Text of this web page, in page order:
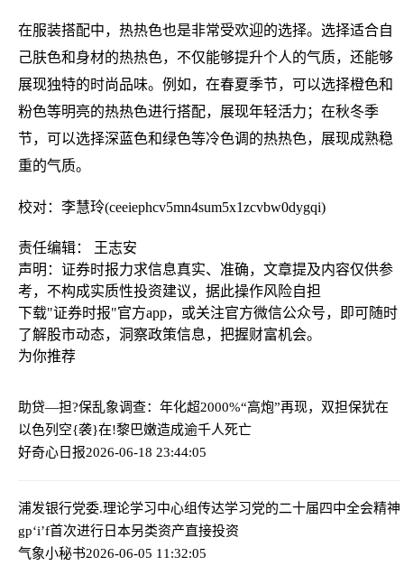
在服装搭配中，热热色也是非常受欢迎的选择。选择适合自
己肤色和身材的热热色，不仅能够提升个人的气质，还能够
展现独特的时尚品味。例如，在春夏季节，可以选择橙色和
粉色等明亮的热热色进行搭配，展现年轻活力；在秋冬季
节，可以选择深蓝色和绿色等冷色调的热热色，展现成熟稳
重的气质。
校对：李慧玲(ceeiephcv5mn4sum5x1zcvbw0dygqi)
责任编辑： 王志安
声明：证券时报力求信息真实、准确，文章提及内容仅供参
考，不构成实质性投资建议，据此操作风险自担
下载"证券时报"官方app，或关注官方微信公众号，即可随时
了解股市动态，洞察政策信息，把握财富机会。
为你推荐
助贷—担?保乱象调查：年化超2000%“高炮”再现，双担保犹在
以色列空{袭}在!黎巴嫩造成逾千人死亡
好奇心日报2026-06-18 23:44:05
浦发银行党委.理论学习中心组传达学习党的二十届四中全会精神
gp‘i’f首次进行日本另类资产直接投资
气象小秘书2026-06-05 11:32:05